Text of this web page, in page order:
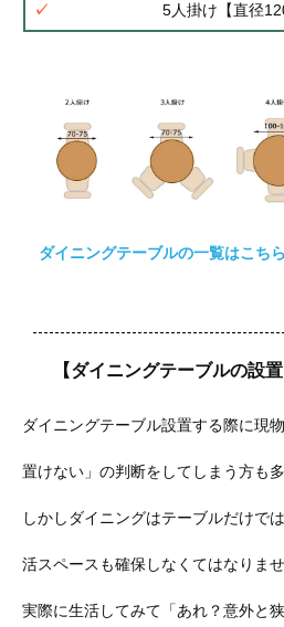
5人掛け【直径
ダイニングテーブルの一覧はこち
【ダイニングテーブルの設
ダイニングテーブル設置する際に現
置けない」の判断をしてしまう方も多
しかしダイニングはテーブルだけで
活スペースも確保しなくてはなりませ
実際に生活してみて「あれ？意外と